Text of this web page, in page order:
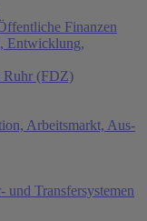
Finanzen
Entwicklung,
Ruhr (FDZ)
Arbeitsmarkt, Aus-
und Transfersystemen